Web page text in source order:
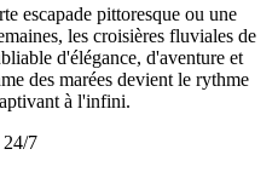
escapade pittoresque ou une
les croisières fluviales de
d'élégance, d'aventure et
des marées devient le rythme
à l'infini.
24/7